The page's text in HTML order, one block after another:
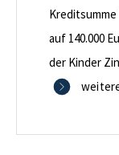
auf 140.000
der Kinder
verbilligt: